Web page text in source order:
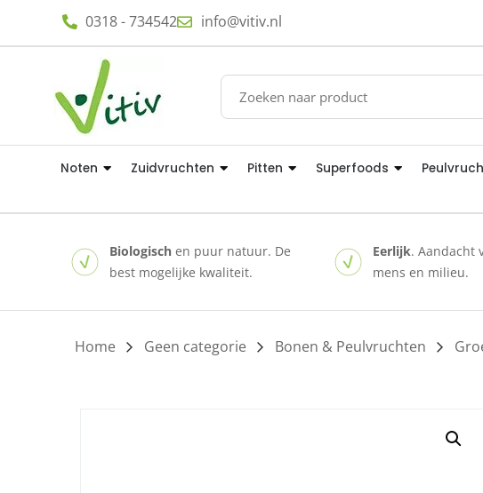
0318 - 734542 info@vitiv.nl
Noten Zuidvruchten Pitten Superfoods
Biologisch en puur natuur. De
best mogelijke kwaliteit.
Eerlijk. Aandacht
mens en milieu.
Home / Geen categorie / Bonen & Peulvruchten /